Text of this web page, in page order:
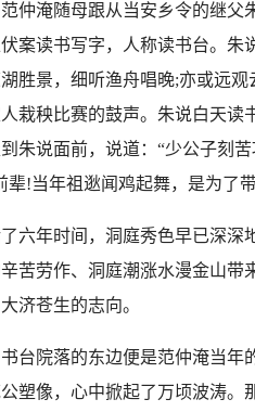
淹随母跟从当安乡令的继父
案读书写字，人称读书台。
胜景，细听渔舟唱晚;亦或远
栽秧比赛的鼓声。朱说白天
朱说面前，说道：“少公子刻
辈!当年祖逖闻鸡起舞，是为了
年时间，洞庭秀色早已深深
苦劳作、洞庭潮涨水漫金山
济苍生的志向。
院落的东边便是范仲淹当年
塑像，心中掀起了万顷波涛